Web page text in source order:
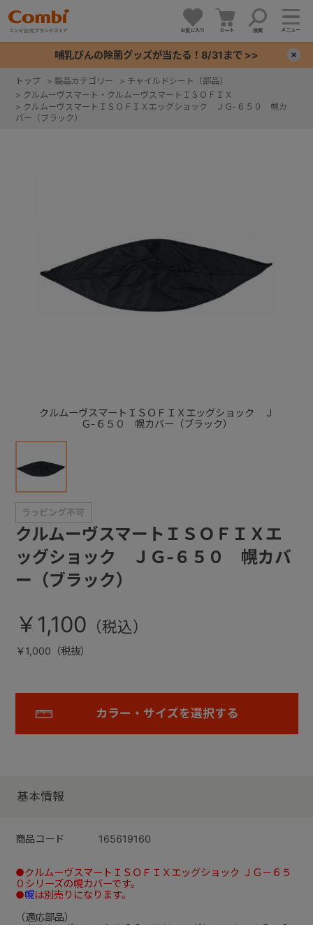
お気に入り カート 検索 メニュー
哺乳びんの除菌グッズが当たる！8/31まで >>
トップ > 製品カテゴリー > チャイルドシート（部品）
> クルムーヴスマート・クルムーヴスマートＩＳＯＦＩＸ
> クルムーヴスマートＩＳＯＦＩＸエッグショック ＪＧ-６５０ 幌カ
バー（ブラック）
クルムーヴスマートＩＳＯＦＩＸエッグショック Ｊ
Ｇ-６５０ 幌カバー（ブラック）
クルムーヴスマートＩＳＯＦＩＸエ
ッグショック ＪＧ-６５０ 幌カバ
ー（ブラック）
￥1,100
￥1,000（税抜）
カラー・サイズを選択する
基本情報
商品コード 165619160
●クルムーヴスマートＩＳＯＦＩＸエッグショック ＪＧ－６５
０シリーズの幌カバーです。
●幌は別売りになります。
（適応部品）